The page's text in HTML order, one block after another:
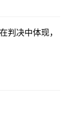
判决中体现，